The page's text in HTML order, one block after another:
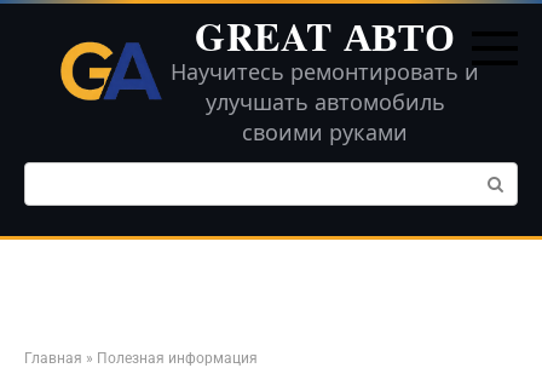
Перейти
контенту
GREAT АВТО
Научитесь ремонтировать и
улучшать автомобиль
своими руками
Поиск:
Главная » Полезная информация